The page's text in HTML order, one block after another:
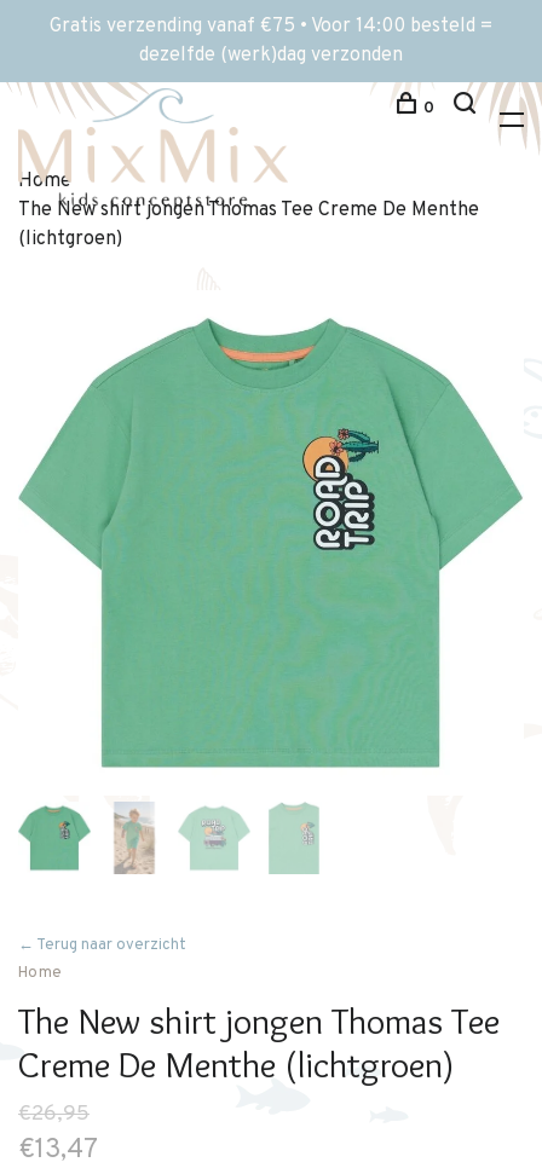
Gratis verzending vanaf €75 • Voor 14:00 besteld =
dezelfde (werk)dag verzonden
0
Home
The New shirt jongen Thomas Tee Creme De Menthe
(lichtgroen)
← Terug naar overzicht
Home
The New shirt jongen Thomas Tee
Creme De Menthe (lichtgroen)
€26,95
€13,47